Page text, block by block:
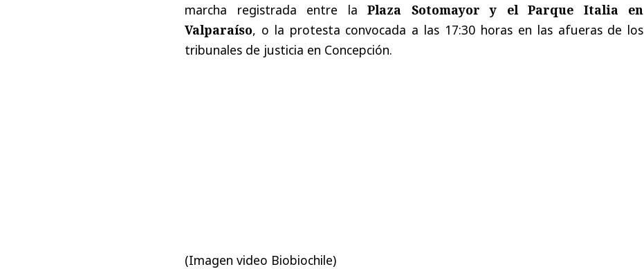
marcha registrada entre la Plaza Sotomayor y el Parque Italia en
Valparaíso, o la protesta convocada a las 17:30 horas en las afueras de los
tribunales de justicia en Concepción.
(Imagen video Biobiochile)